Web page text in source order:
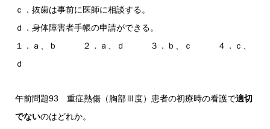
ｃ．抜歯は事前に医師に相談する。
ｄ．身体障害者手帳の申請ができる。
１．ａ、ｂ ２．ａ、ｄ ３．ｂ、ｃ ４．ｃ、
ｄ
午前問題93 重症熱傷（胸部Ⅲ度）患者の初療時の看護で適切
でないのはどれか。